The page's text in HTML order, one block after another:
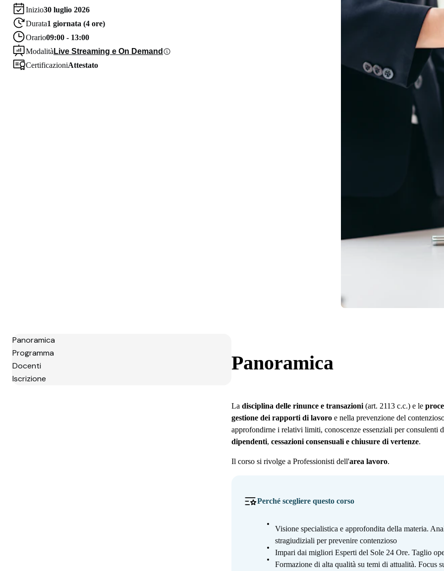
Inizio30 luglio 2026
Durata1 giornata (4 ore)
Orario09:00 - 13:00
Modalità Live Streaming e On Demand
CertificazioniAttestato
Panoramica
Programma
Docenti
Iscrizione
Panoramica
La disciplina delle rinunce e transazioni(art. 2113 c.c.) e le
gestione dei rapporti di lavoro e nella prevenzione del
approfondirne i relativi limiti, conoscenze essenziali per
dipendenti, cessazioni consensuali e chiusure di vertenze.
Il corso si rivolge a Professionisti dell'area lavoro.
Perché scegliere questo corso
Visione specialistica e approfondita della materia.
stragiudiziali per prevenire contenzioso
Impari dai migliori Esperti del Sole 24 Ore. Taglio
Formazione di alta qualità su temi di attualità. Focus